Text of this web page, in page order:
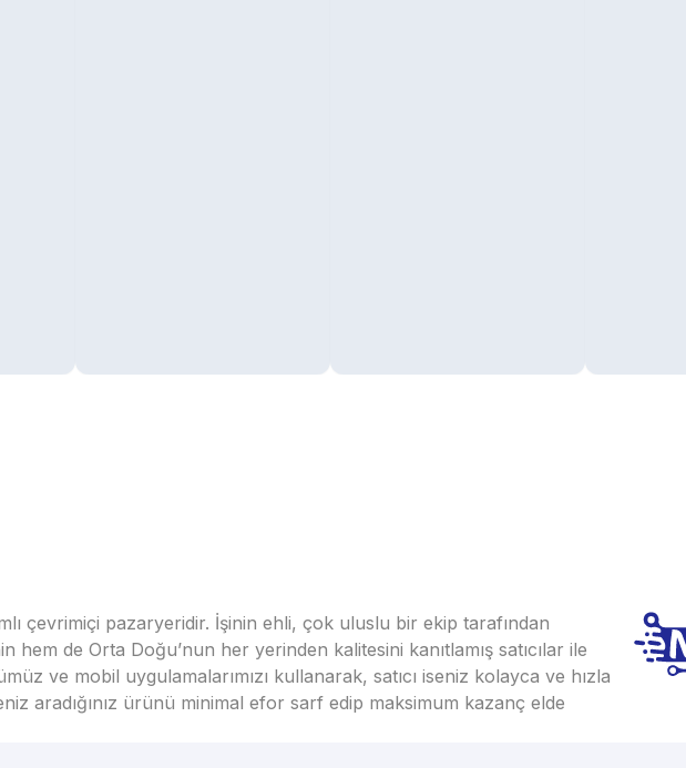
çevrimiçi pazaryeridir. İşinin ehli, çok uluslu bir ekip tarafından
de Orta Doğu’nun her yerinden kalitesini kanıtlamış satıcılar ile
ve mobil uygulamalarımızı kullanarak, satıcı iseniz kolayca ve hızla
aradığınız ürünü minimal efor sarf edip maksimum kazanç elde